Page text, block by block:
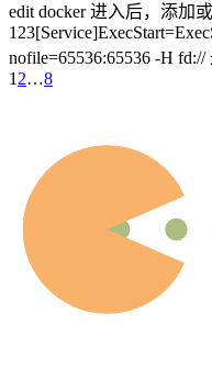
edit docker 进入后，添加
nofile=65536:65536 -H
1 2…8